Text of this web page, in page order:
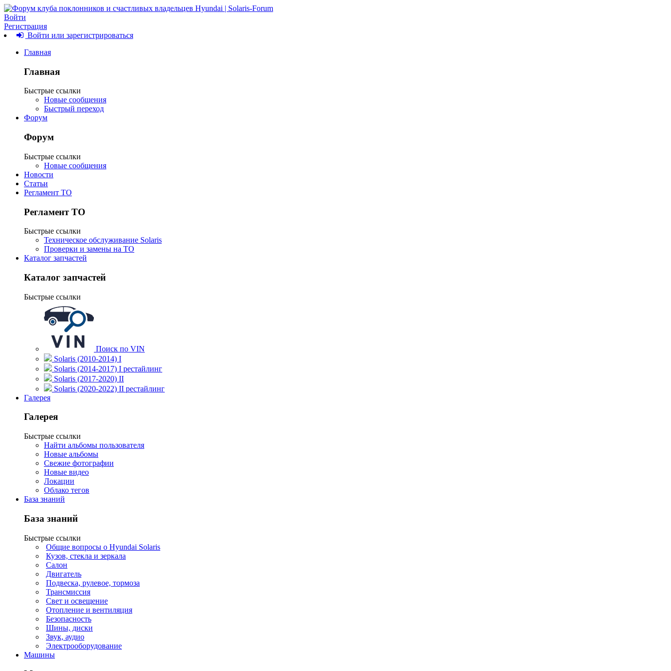
Войти
Регистрация
Войти или зарегистрироваться
Главная
Главная
Быстрые ссылки
Новые сообщения
Быстрый переход
Форум
Форум
Быстрые ссылки
Новые сообщения
Новости
Статьи
Регламент ТО
Регламент ТО
Быстрые ссылки
Техническое обслуживание Solaris
Проверки и замены на ТО
Каталог запчастей
Каталог запчастей
Быстрые ссылки
Поиск по VIN
Solaris (2010-2014) I
Solaris (2014-2017) I рестайлинг
Solaris (2017-2020) II
Solaris (2020-2022) II рестайлинг
Галерея
Галерея
Быстрые ссылки
Найти альбомы пользователя
Новые альбомы
Свежие фотографии
Новые видео
Локации
Облако тегов
База знаний
База знаний
Быстрые ссылки
Общие вопросы о Hyundai Solaris
Кузов, стекла и зеркала
Салон
Двигатель
Подвеска, рулевое, тормоза
Трансмиссия
Свет и освещение
Отопление и вентиляция
Безопасность
Шины, диски
Звук, аудио
Электрооборудование
Машины